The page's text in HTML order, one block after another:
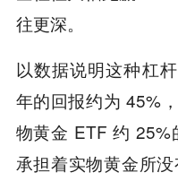
往更深。
以数据说明这种杠
年的回报约为 45%
物黄金 ETF 约
承担着实物黄金所